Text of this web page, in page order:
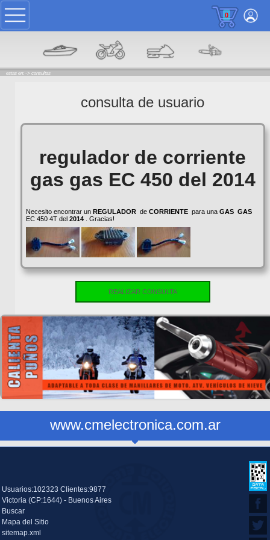
0
estas en: -> consultas
consulta de usuario
regulador de corriente
gas gas EC 450 del 2014
Necesito encontrar un REGULADORde CORRIENTEpara una GAS GAS
EC 450 4T del 2014. Gracias!
REALIZAR CONSULTA
www.cmelectronica.com.ar
Usuarios:102323 Clientes:9877
Victoria (CP:1644) - Buenos Aires
Buscar
Mapa del Sitio
sitemap.xml